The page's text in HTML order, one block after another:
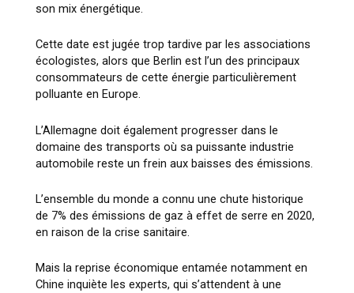
son mix énergétique.
Cette date est jugée trop tardive par les associations
écologistes, alors que Berlin est l’un des principaux
consommateurs de cette énergie particulièrement
polluante en Europe.
L’Allemagne doit également progresser dans le
domaine des transports où sa puissante industrie
automobile reste un frein aux baisses des émissions.
L’ensemble du monde a connu une chute historique
de 7% des émissions de gaz à effet de serre en 2020,
en raison de la crise sanitaire.
Mais la reprise économique entamée notamment en
Chine inquiète les experts, qui s’attendent à une